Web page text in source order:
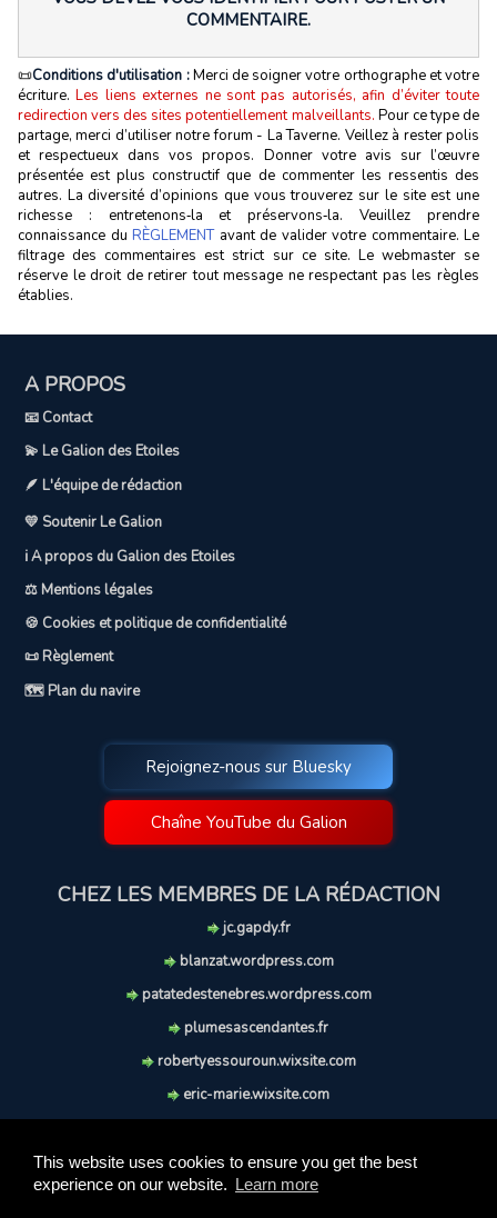
This website uses cookies to ensure you get the best
experience on our website. Learn more
COMMENTAIRE.
📜Conditions d'utilisation :Merci de soigner votre orthographe et votre
écriture.Les liens externes ne sont pas autorisés, afin d’éviter toute
redirection vers des sites potentiellement malveillants. Pour ce type de
partage, merci d’utiliser notre forum - La Taverne. Veillez à rester polis
et respectueux dans vos propos. Donner votre avis sur l’œuvre
présentée est plus constructif que de commenter les ressentis des
autres. La diversité d’opinions que vous trouverez sur le site est une
richesse : entretenons‑la et préservons‑la. Veuillez prendre
connaissance du RÈGLEMENTavant de valider votre commentaire. Le
filtrage des commentaires est strict sur ce site. Le webmaster se
réserve le droit de retirer tout message ne respectant pas les règles
établies.
A PROPOS
📧 Contact
💫 Le Galion des Etoiles
🪶 L'équipe de rédaction
💛 Soutenir Le Galion
ℹ️ A propos du Galion des Etoiles
⚖️ Mentions légales
🍪 Cookies et politique de confidentialité
📜 Règlement
🗺️ Plan du navire
Rejoignez-nous sur Bluesky
Chaîne YouTube du Galion
CHEZ LES MEMBRES DE LA RÉDACTION
jc.gapdy.fr
blanzat.wordpress.com
patatedestenebres.wordpress.com
plumesascendantes.fr
robertyessouroun.wixsite.com
eric-marie.wixsite.com
soufflereve.blogspot.com